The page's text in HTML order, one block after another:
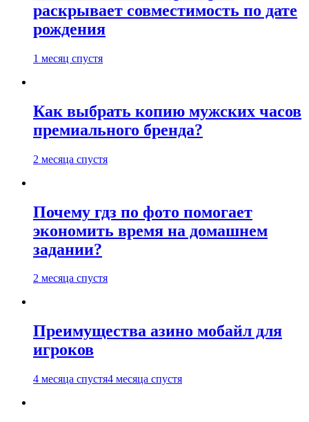
раскрывает совместимость по дате
рождения
1 месяц спустя
Как выбрать копию мужских часов
премиального бренда?
2 месяца спустя
Почему гдз по фото помогает
экономить время на домашнем
задании?
2 месяца спустя
Преимущества азино мобайл для
игроков
4 месяца спустя4 месяца спустя